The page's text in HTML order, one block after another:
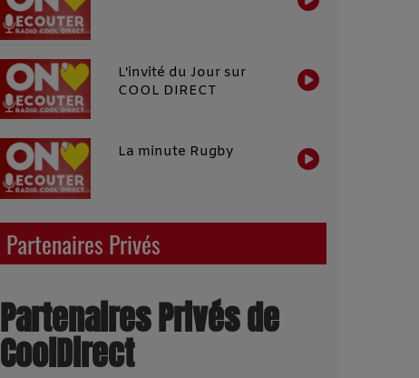
L'invité du Jour sur
COOL DIRECT
La minute Rugby
Partenaires Privés
Partenaires Privés de
CoolDirect